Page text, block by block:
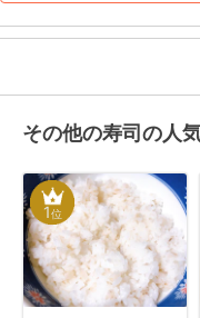
その他の寿司の人
1位